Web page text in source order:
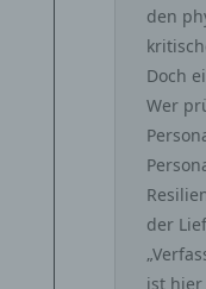
den
Doch
Wer
der
ist